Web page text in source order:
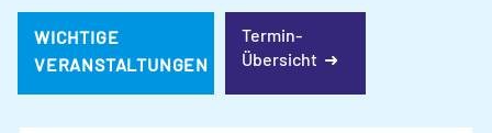
WICHTIGE
VERANSTALTUNGEN
Termin-
Übersicht ➜